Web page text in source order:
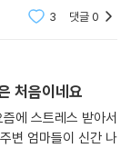
도록 돕는 정서 학습
부여하는 선순환
과외, 동영상 강의 등
세히 알려주실거 같
3 댓글0
처음이네요
에 스트레스 받아서
변 엄마들이 신간 나